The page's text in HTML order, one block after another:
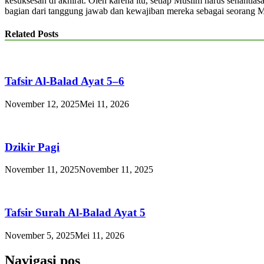
bagian dari tanggung jawab dan kewajiban mereka sebagai seorang
Related Posts
Tafsir Al-Balad Ayat 5–6
November 12, 2025Mei 11, 2026
Dzikir Pagi
November 11, 2025November 11, 2025
Tafsir Surah Al-Balad Ayat 5
November 5, 2025Mei 11, 2026
Navigasi pos